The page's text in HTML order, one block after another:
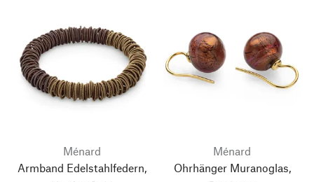
Ménard
Armband Edelstahlfedern,
Ménard
Ohrhänger Muranoglas,